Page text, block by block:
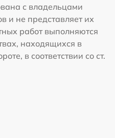
с владельцами
и не представляет их
работ выполняются
находящихся в
в соответствии со ст.